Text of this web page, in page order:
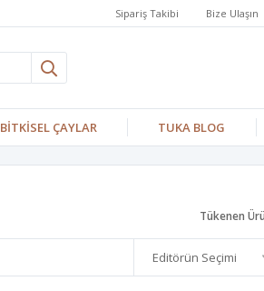
Sipariş Takibi Bize Ulaşın
BİTKİSEL ÇAYLAR TUKA BLOG
Tükenen